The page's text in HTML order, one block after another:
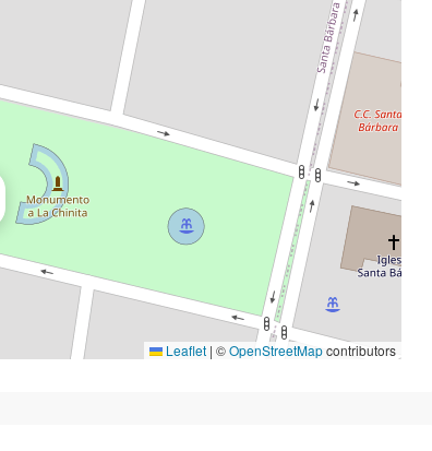
Leaflet | ©OpenStreetMapcontributors
subterráneo
Centro Comercial Concresa, Avenida Principal de
Prados del Este, Prados del Este, Sector: Prado del
Este, Caracas, Parroquia Nuestra Señora del Rosario,
Municipio Baruta, Distrito Metropolitano de Caracas,
Estado Miranda, 1080, Venezuela
ANEXO